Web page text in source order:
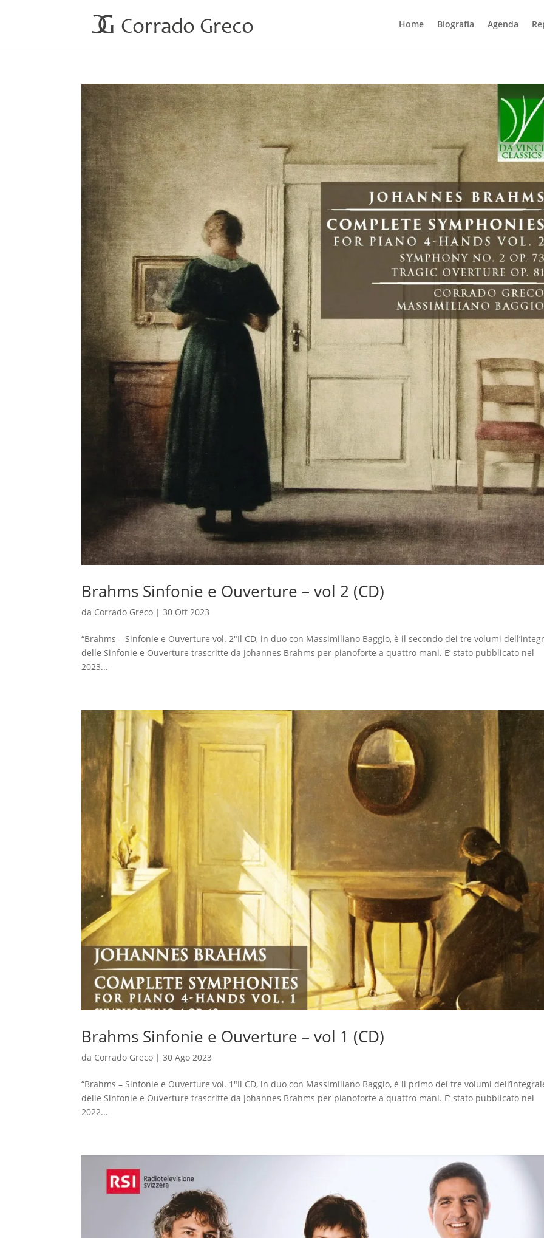
Home Biografia Agenda
Brahms Sinfonie e Ouverture – vol 2 (CD)
da Corrado Greco |30 Ott 2023
“Brahms – Sinfonie e Ouverture vol. 2″Il CD, in duo con Massimiliano Baggio, è il secondo dei tre volumi
delle Sinfonie e Ouverture trascritte da Johannes Brahms per pianoforte a quattro mani. E’ stato pubblicato nel
2023...
Brahms Sinfonie e Ouverture – vol 1 (CD)
da Corrado Greco |30 Ago 2023
“Brahms – Sinfonie e Ouverture vol. 1″Il CD, in duo con Massimiliano Baggio, è il primo dei tre volumi
delle Sinfonie e Ouverture trascritte da Johannes Brahms per pianoforte a quattro mani. E’ stato pubblicato nel
2022...